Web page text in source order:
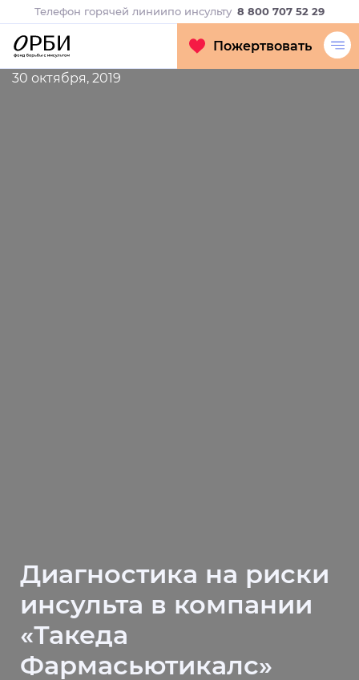
Телефон горячей линиипо инсульту 8 800 707 52 29
Пожертвовать
30 октября, 2019
Диагностика на риски
инсульта в компании
«Такеда
Фармасьютикалс»